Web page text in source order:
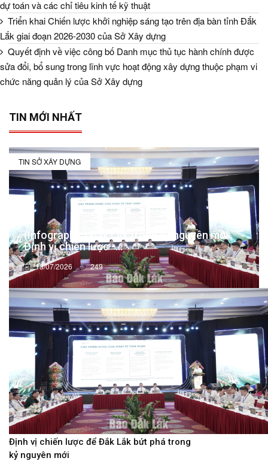
dự toán và các chỉ tiêu kinh tế kỹ thuật
Triển khai Chiến lược khởi nghiệp sáng tạo trên địa bàn tỉnh Đắk
Lắk giai đoạn 2026-2030 của Sở Xây dựng
Quyết định về việc công bố Danh mục thủ tục hành chính được
sửa đổi, bổ sung trong lĩnh vực hoạt động xây dựng thuộc phạm vi
chức năng quản lý của Sở Xây dựng
TIN MỚI NHẤT
TIN SỞ XÂY DỰNG
(Infographic) Đắk Lắk trong kỷ nguyên mới:
Định vị chiến lược -...
13/07/2026 249
Định vị chiến lược để Đắk Lắk bứt phá trong
kỷ nguyên mới